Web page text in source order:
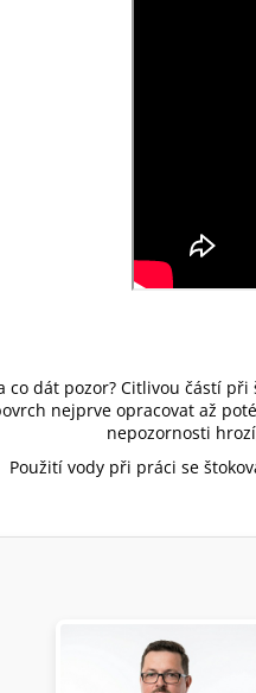
co dát pozor? Citlivou částí
nejprve opracovat až
nepozornosti
Použití vody při práci se